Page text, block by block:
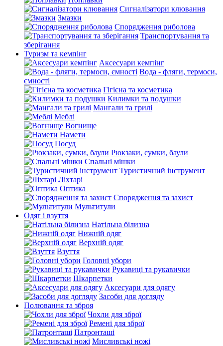
Сигналізатори клювання
Змазки
Спорядження риболова
Транспортування та
зберігання
Туризм та кемпінг
Аксесуари кемпінг
Вода - фляги, термоси,
ємності
Гігієна та косметика
Килимки та подушки
Мангали та грилі
Меблі
Вогнище
Намети
Посуд
Рюкзаки, сумки, баули
Спальні мішки
Туристичний інструмент
Ліхтарі
Оптика
Спорядження та захист
Мультитули
Одяг і взуття
Натільна білизна
Нижній одяг
Верхній одяг
Взуття
Головні убори
Рукавиці та рукавички
Шкарпетки
Аксесуари для одягу
Засоби для догляду
Полювання та зброя
Чохли для зброї
Ремені для зброї
Патронташі
Мисливські ножі